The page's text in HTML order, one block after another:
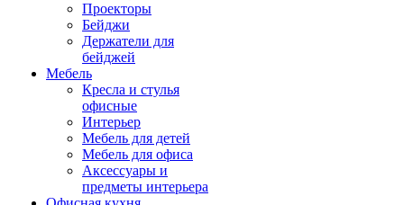
Проекторы
Бейджи
Держатели для
бейджей
Мебель
Кресла и стулья
офисные
Интерьер
Мебель для детей
Мебель для офиса
Аксессуары и
предметы интерьера